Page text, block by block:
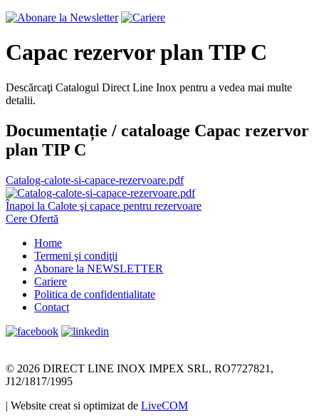
Capac rezervor plan TIP C
Descărcaţi Catalogul Direct Line Inox pentru a vedea mai multe
detalii.
Documentație / cataloage Capac rezervor
plan TIP C
Catalog-calote-si-capace-rezervoare.pdf
Înapoi la Calote şi capace pentru rezervoare
Cere Ofertă
Home
Termeni şi condiţii
Abonare la NEWSLETTER
Cariere
Politica de confidentialitate
Contact
© 2026 DIRECT LINE INOX IMPEX SRL, RO7727821,
J12/1817/1995
| Website creat si optimizat de LiveCOM